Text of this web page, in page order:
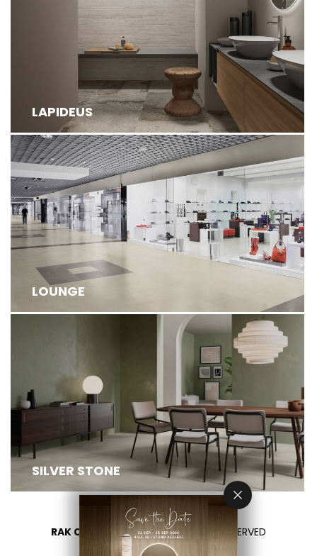
LAPIDEUS
LOUNGE
SILVER STONE
RAK CERAMICS 2026- ALL RIGHTS RESERVED